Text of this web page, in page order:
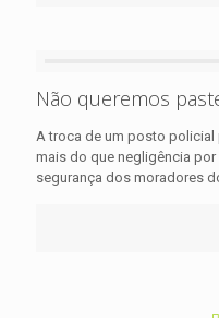
Não queremos
A troca de um posto policial
mais do que negligência
segurança dos moradores